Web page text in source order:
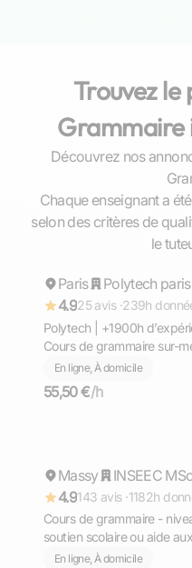
Trouvez le
Grammaire
Découvrez nos
Chaque enseignant a
selon des critères de
le
Répond rapidement
Youness
Paris
Polytech
4.925 avis ·239h
Polytech | +1900h
Cours de grammaire sur-
collégiens, lycéens,
prépa : bases solides,
et suivi régulier.
En ligne, À domicile
55,50 €/h
Répond rapidement
Massy
INSEEC MSc
4.9143 avis ·1182h
Cours de grammaire -
soutien scolaire ou aide
adultes
En ligne, À domicile